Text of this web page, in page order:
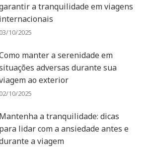
a tranquilidade em viagens
internacionais
03/10/2025
manter a serenidade em
adversas durante sua
ao exterior
02/10/2025
Mantenha a tranquilidade: dicas
para lidar com a ansiedade antes e
a viagem